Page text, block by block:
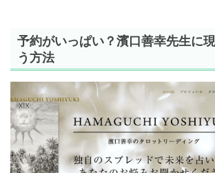
予約がいっぱい？濱口善幸先生に
う方法